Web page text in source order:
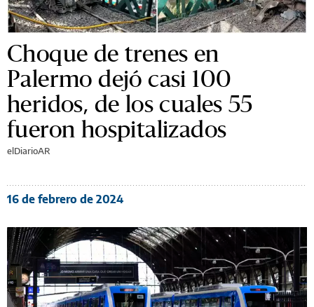
Choque de trenes en
Palermo dejó casi 100
heridos, de los cuales 55
fueron hospitalizados
elDiarioAR
16 de febrero de 2024